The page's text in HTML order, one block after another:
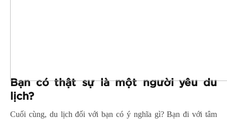
Bạn có thật sự là một người yêu du
lịch?
Cuối cùng, du lịch đối với bạn có ý nghĩa gì? Bạn đi với tâm